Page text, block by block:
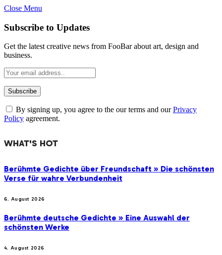
Close Menu
Subscribe to Updates
Get the latest creative news from FooBar about art, design and
business.
By signing up, you agree to the our terms and ourPrivacy
Policy agreement.
WHAT'S HOT
Berühmte Gedichte über Freundschaft » Die schönsten
Verse für wahre Verbundenheit
6. August 2026
Berühmte deutsche Gedichte » Eine Auswahl der
schönsten Werke
4. August 2026